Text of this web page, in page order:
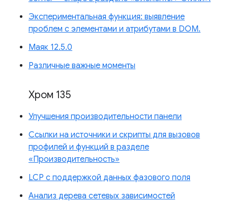
Экспериментальная функция: выявление
проблем с элементами и атрибутами в DOM.
Маяк 12.5.0
Различные важные моменты
Хром 135
Улучшения производительности панели
Ссылки на источники и скрипты для вызовов
профилей и функций в разделе
«Производительность»
LCP с поддержкой данных фазового поля
Анализ дерева сетевых зависимостей